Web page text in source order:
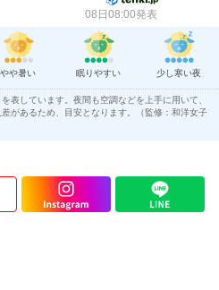
08日08:00発表
やや暑い 眠りやすい 少し寒い夜
表しています。夜間も空調などを上手に用いて、
があるため、目安となります。（監修：和洋女子